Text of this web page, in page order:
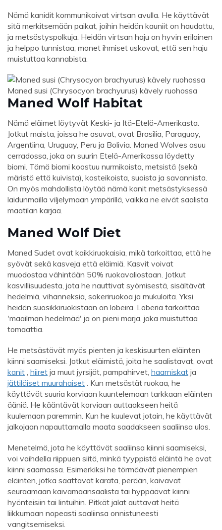
Nämä kanidit kommunikoivat virtsan avulla. He käyttävät
sitä merkitsemään paikat, joihin heidän kauniit on haudattu,
ja metsästyspolkuja. Heidän virtsan haju on hyvin erilainen
ja helppo tunnistaa; monet ihmiset uskovat, että sen haju
muistuttaa kannabista.
Maned susi (Chrysocyon brachyurus) kävely ruohossa
Maned Wolf Habitat
Nämä eläimet löytyvät Keski- ja Itä-Etelä-Amerikasta.
Jotkut maista, joissa he asuvat, ovat Brasilia, Paraguay,
Argentiina, Uruguay, Peru ja Bolivia. Maned Wolves asuu
cerradossa, joka on suurin Etelä-Amerikassa löydetty
biomi. Tämä biomi koostuu nurmikoista, metsistä (sekä
märistä että kuivista), kosteikoista, suoista ja savannista.
On myös mahdollista löytää nämä kanit metsästyksessä
laidunmailla viljelymaan ympärillä, vaikka ne eivät saalista
maatilan karjaa.
Maned Wolf Diet
Maned Sudet ovat kaikkiruokaisia, mikä tarkoittaa, että he
syövät sekä kasveja että eläimiä. Kasvit voivat
muodostaa vähintään 50% ruokavaliostaan. Jotkut
kasvillisuudesta, jota he nauttivat syömisestä, sisältävät
hedelmiä, vihanneksia, sokeriruokoa ja mukuloita. Yksi
heidän suosikkiruokistaan ​​on lobeira. Loberia tarkoittaa
'maailman hedelmää' ja on pieni marja, joka muistuttaa
tomaattia.
He metsästävät myös pienten ja keskisuurten eläinten
kiinni saamiseksi. Jotkut eläimistä, joita he saalistavat, ovat
kanit , hiiret ja muut jyrsijät, pampahirvet, haarniskat ja
jättiläiset muurahaiset . Kun metsästät ruokaa, he
käyttävät suuria korviaan kuuntelemaan tarkkaan eläinten
ääniä. He kääntävät korviaan auttaakseen heitä
kuulemaan paremmin. Kun he kuulevat jotain, he käyttävät
jalkojaan napauttamalla maata saadakseen saaliinsa ulos.
Menetelmä, jota he käyttävät saaliinsa kiinni saamiseksi,
voi vaihdella riippuen siitä, minkä tyyppistä eläintä he ovat
kiinni saamassa. Esimerkiksi he törmäävät pienempien
eläinten, jotka saattavat karata, perään, kaivavat
seuraamaan kaivamaansaalista tai hyppäävät kiinni
hyönteisiin tai lintuihin. Pitkät jalat auttavat heitä
liikkumaan nopeasti saaliinsa onnistuneesti
vangitsemiseksi.